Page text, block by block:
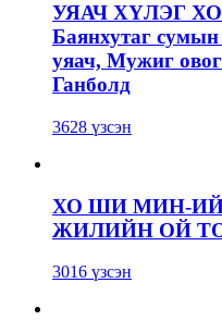
УЯАЧ ХҮЛЭГ
Баянхутаг
уяач, Мужиг
Ганболд
3628 үзсэн
ХО ШИ МИН-ИЙ
ЖИЛИЙН ОЙ
3016 үзсэн